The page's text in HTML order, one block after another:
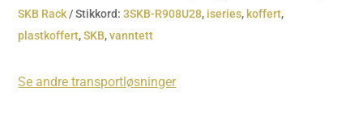
SKB Rack
Stikkord:3SKB-R908U28, iseries, koffert,
plastkoffert,SKB,vanntett
Se andre transportløsninger